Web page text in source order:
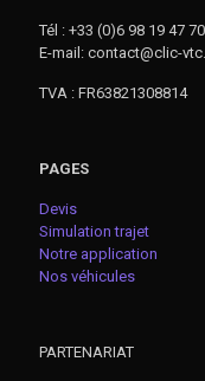
Tél : +33 (0)6 98 19 47 70
E-mail: contact@clic-
TVA : FR63821308814
PAGES
Devis
Simulation trajet
Notre application
Nos véhicules
PARTENARIAT